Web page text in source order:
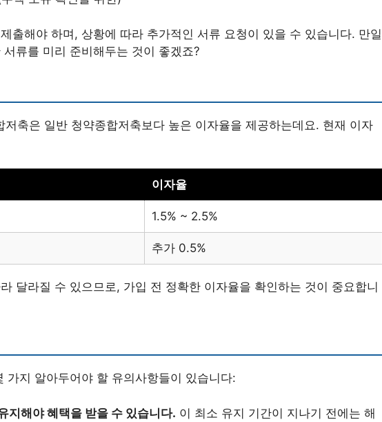
출해야 하며, 상황에 따라 추가적인 서류 요청이 있을 수 있습니다. 만일
류를 미리 준비해두는 것이 좋겠죠?
저축은 일반 청약종합저축보다 높은 이자율을 제공하는데요. 현재 이자
이자율
1.5% ~ 2.5%
추가 0.5%
달라질 수 있으므로, 가입 전 정확한 이자율을 확인하는 것이 중요합니
가지 알아두어야 할 유의사항들이 있습니다:
지해야 혜택을 받을 수 있습니다. 이 최소 유지 기간이 지나기 전에는 해